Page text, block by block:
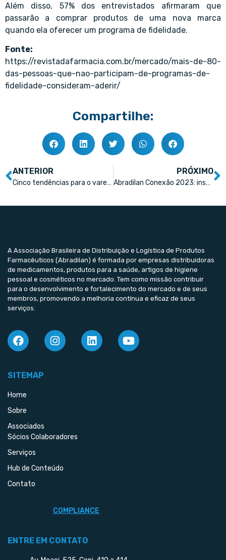
Além disso, 57% dos entrevistados afirmaram que
passarão a comprar produtos de uma nova marca
quando ela oferecer um programa de fidelidade.
Fonte:
https://revistadafarmacia.com.br/mercado/mais-de-80-
das-pessoas-que-nao-participam-de-programas-de-
fidelidade-consideram-aderir/
Compartilhe:
ANTERIOR
Cinco tendências para o varejo nos próximos anos
PRÓXIMO
Abradilan Conexão 2023: inscrições abertas
A Associação Brasileira de Distribuição e Logística de Produtos
Farmacêuticos (Abradilan) é formada por empresas distribuidoras
de medicamentos, produtos para a saúde, artigos de higiene
pessoal e cosméticos no mercado. Tem como missão contribuir
para o desenvolvimento e fortalecimento do mercado e de seus
membros, promovendo a melhoria contínua e eficaz de seus
serviços.
SITEMAP
Home
Sobre
Associados
Sócios Colaboradores
Serviços
Hub de Conteúdo
Contato
COMPLIANCE
ENTRE EM CONTATO